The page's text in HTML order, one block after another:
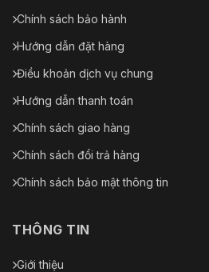
Chính sách bảo hành
Hướng dẫn đặt hàng
Điều khoản dịch vụ chung
Hướng dẫn thanh toán
Chính sách giao hàng
Chính sách đổi trả hàng
Chính sách bảo mật thông tin
THÔNG TIN
Giới thiệu